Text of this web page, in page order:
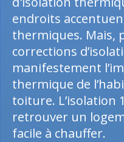
endroits
thermiques. Mais,
corrections
manifestement
thermique de
toiture. L’isolation
retrouver un
facile à chauffer.